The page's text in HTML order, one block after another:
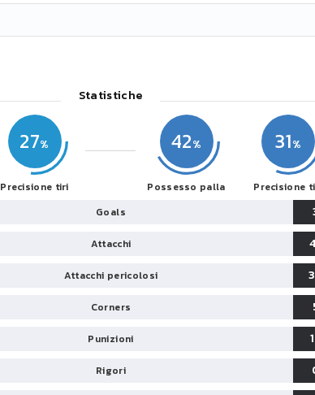
Statistiche
27
Precisione tiri
42
Possesso palla
31
Precisione
Goals
Attacchi
Attacchi pericolosi
Corners
Punizioni
Rigori